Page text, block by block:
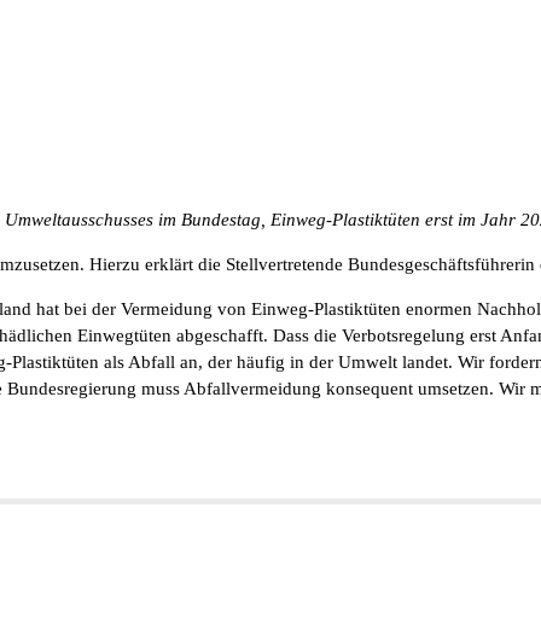
im Bundestag, Einweg-Plastiktüten erst im Jahr
Hierzu erklärt die Stellvertretende
hat bei der Vermeidung von Einweg-Plastiktüten enormen
Einwegtüten abgeschafft. Dass die Verbotsregelung erst
als Abfall an, der häufig in der Umwelt landet. Wir
muss Abfallvermeidung konsequent umsetzen. Wir